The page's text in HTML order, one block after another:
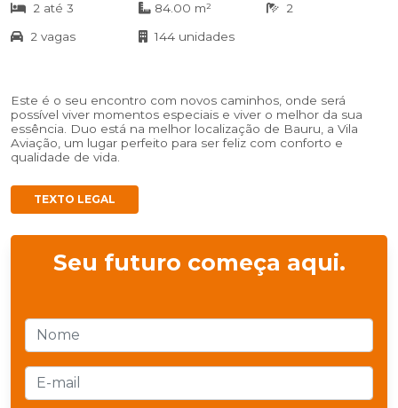
2 até 3 84.00 m²
2
2 vagas
144 unidades
Este é o seu encontro com novos caminhos, onde será
possível viver momentos especiais e viver o melhor da sua
essência. Duo está na melhor localização de Bauru, a Vila
Aviação, um lugar perfeito para ser feliz com conforto e
qualidade de vida.
TEXTO LEGAL
Seu futuro começa aqui.